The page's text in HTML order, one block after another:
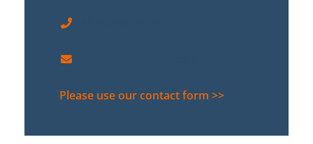
Please use our contact form >>